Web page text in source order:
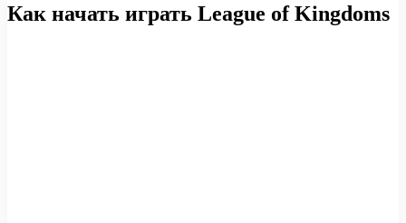
Как начать играть League of Kingdoms